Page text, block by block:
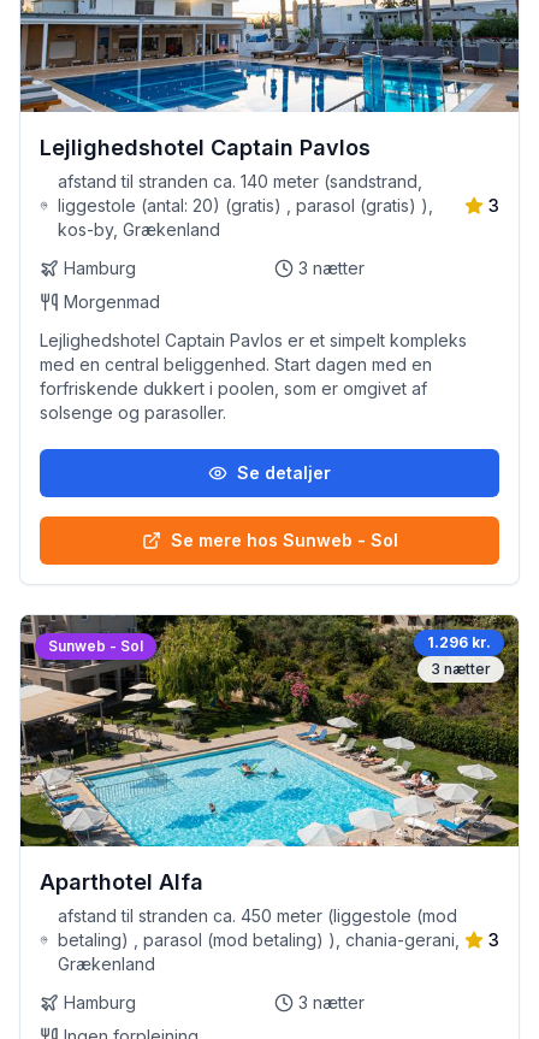
Lejlighedshotel Captain Pavlos
afstand til stranden ca. 140 meter (sandstrand,
liggestole (antal: 20) (gratis) , parasol (gratis) ),
kos-by, Grækenland
3
Hamburg 3 nætter
Morgenmad
Lejlighedshotel Captain Pavlos er et simpelt kompleks
med en central beliggenhed. Start dagen med en
forfriskende dukkert i poolen, som er omgivet af
solsenge og parasoller.
Se detaljer
Se mere hos Sunweb - Sol
Sunweb - Sol
1.296 kr.
3 nætter
Aparthotel Alfa
afstand til stranden ca. 450 meter (liggestole (mod
betaling) , parasol (mod betaling) ), chania-gerani,
Grækenland
3
Hamburg 3 nætter